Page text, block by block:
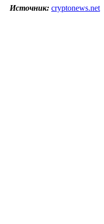
Источник: cryptonews.net